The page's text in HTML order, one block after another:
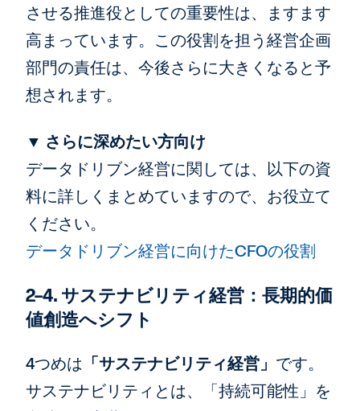
させる推進役としての重要性は、ますます
高まっています。この役割を担う経営企画
部門の責任は、今後さらに大きくなると予
想されます。
▼ さらに深めたい方向け
データドリブン経営に関しては、以下の資
料に詳しくまとめていますので、お役立て
ください。
データドリブン経営に向けたCFOの役割
2-4. サステナビリティ経営：長期的価
値創造へシフト
4つめは 「サステナビリティ経営」 です。
サステナビリティとは、「持続可能性」を